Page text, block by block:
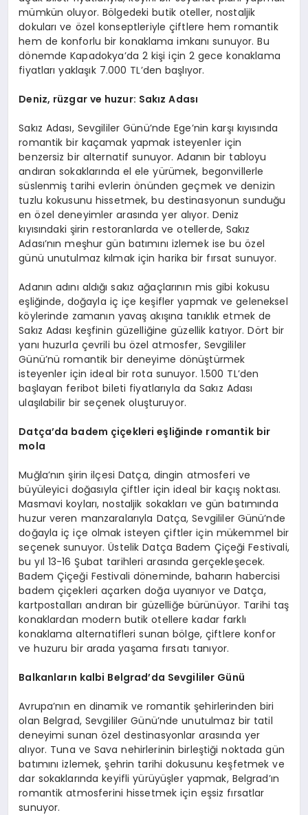
mümkün oluyor. Bölgedeki butik oteller, nostaljik
dokuları ve özel konseptleriyle çiftlere hem romantik
hem de konforlu bir konaklama imkanı sunuyor. Bu
dönemde Kapadokya’da 2 kişi için 2 gece konaklama
fiyatları yaklaşık 7.000 TL’den başlıyor.
Deniz, rüzgar ve huzur: Sakız Adası
Sakız Adası, Sevgililer Günü’nde Ege’nin karşı kıyısında
romantik bir kaçamak yapmak isteyenler için
benzersiz bir alternatif sunuyor. Adanın bir tabloyu
andıran sokaklarında el ele yürümek, begonvillerle
süslenmiş tarihi evlerin önünden geçmek ve denizin
tuzlu kokusunu hissetmek, bu destinasyonun sunduğu
en özel deneyimler arasında yer alıyor. Deniz
kıyısındaki şirin restoranlarda ve otellerde, Sakız
Adası’nın meşhur gün batımını izlemek ise bu özel
günü unutulmaz kılmak için harika bir fırsat sunuyor.
Adanın adını aldığı sakız ağaçlarının mis gibi kokusu
eşliğinde, doğayla iç içe keşifler yapmak ve geleneksel
köylerinde zamanın yavaş akışına tanıklık etmek de
Sakız Adası keşfinin güzelliğine güzellik katıyor. Dört bir
yanı huzurla çevrili bu özel atmosfer, Sevgililer
Günü’nü romantik bir deneyime dönüştürmek
isteyenler için ideal bir rota sunuyor. 1.500 TL’den
başlayan feribot bileti fiyatlarıyla da Sakız Adası
ulaşılabilir bir seçenek oluşturuyor.
Datça’da badem çiçekleri eşliğinde romantik bir
mola
Muğla’nın şirin ilçesi Datça, dingin atmosferi ve
büyüleyici doğasıyla çiftler için ideal bir kaçış noktası.
Masmavi koyları, nostaljik sokakları ve gün batımında
huzur veren manzaralarıyla Datça, Sevgililer Günü’nde
doğayla iç içe olmak isteyen çiftler için mükemmel bir
seçenek sunuyor. Üstelik Datça Badem Çiçeği Festivali,
bu yıl 13-16 Şubat tarihleri arasında gerçekleşecek.
Badem Çiçeği Festivali döneminde, baharın habercisi
badem çiçekleri açarken doğa uyanıyor ve Datça,
kartpostalları andıran bir güzelliğe bürünüyor. Tarihi taş
konaklardan modern butik otellere kadar farklı
konaklama alternatifleri sunan bölge, çiftlere konfor
ve huzuru bir arada yaşama fırsatı tanıyor.
Balkanların kalbi Belgrad’da Sevgililer Günü
Avrupa’nın en dinamik ve romantik şehirlerinden biri
olan Belgrad, Sevgililer Günü’nde unutulmaz bir tatil
deneyimi sunan özel destinasyonlar arasında yer
alıyor. Tuna ve Sava nehirlerinin birleştiği noktada gün
batımını izlemek, şehrin tarihi dokusunu keşfetmek ve
dar sokaklarında keyifli yürüyüşler yapmak, Belgrad’ın
romantik atmosferini hissetmek için eşsiz fırsatlar
sunuyor.